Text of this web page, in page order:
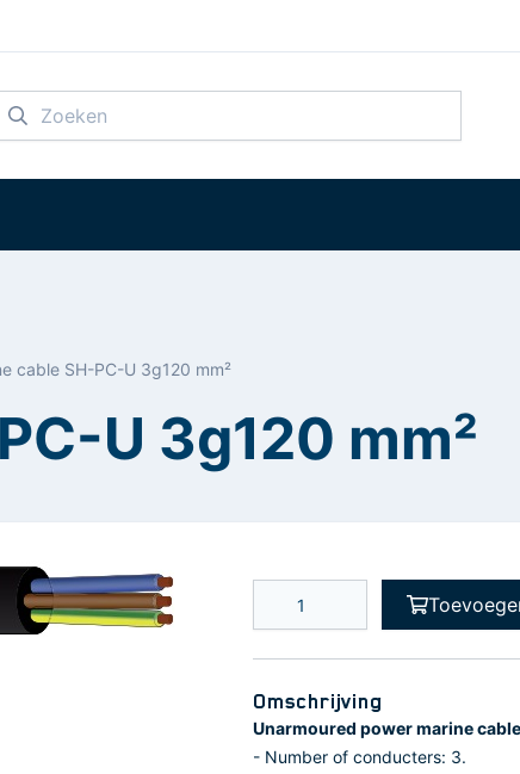
Zoeken
cable SH-PC-U 3g120 mm²
U 3g120 mm²
Omschrijving
Unarmoured power marine cable
- Number of conducters: 3.